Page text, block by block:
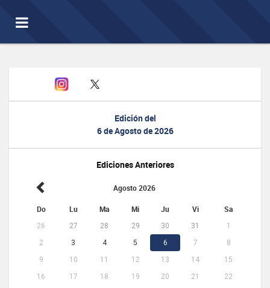
Toggle
navigation
Edición del
6 de Agosto de 2026
Ediciones Anteriores
Agosto 2026
Do Lu Ma Mi Ju Vi Sa
26 27 28 29 30 31
1
2
3 4 5 6 7
8
9
10 11 12 13 14
15
16
17 18 19 20 21
22